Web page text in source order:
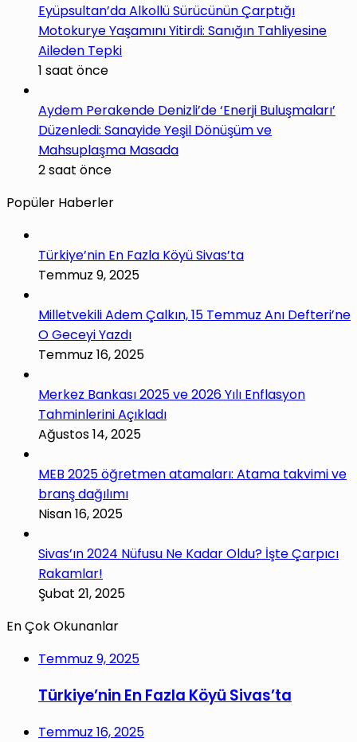
Eyüpsultan’da Alkollü Sürücünün Çarptığı
Motokurye Yaşamını Yitirdi: Sanığın Tahliyesine
Aileden Tepki
1 saat önce
Aydem Perakende Denizli’de ‘Enerji Buluşmaları’
Düzenledi: Sanayide Yeşil Dönüşüm ve
Mahsuplaşma Masada
2 saat önce
Popüler Haberler
Türkiye’nin En Fazla Köyü Sivas’ta
Temmuz 9, 2025
Milletvekili Adem Çalkın, 15 Temmuz Anı Defteri’ne
O Geceyi Yazdı
Temmuz 16, 2025
Merkez Bankası 2025 ve 2026 Yılı Enflasyon
Tahminlerini Açıkladı
Ağustos 14, 2025
MEB 2025 öğretmen atamaları: Atama takvimi ve
branş dağılımı
Nisan 16, 2025
Sivas’ın 2024 Nüfusu Ne Kadar Oldu? İşte Çarpıcı
Rakamlar!
Şubat 21, 2025
En Çok Okunanlar
Temmuz 9, 2025
Türkiye’nin En Fazla Köyü Sivas’ta
Temmuz 16, 2025